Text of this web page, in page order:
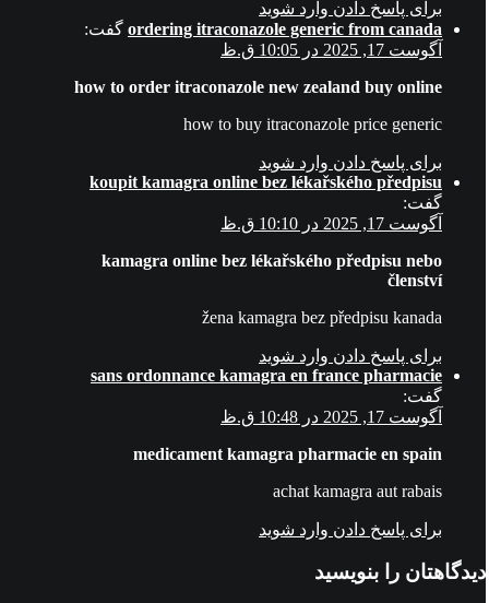
برای پاسخ دادن وارد شوید
ordering itraconazole generic from canada گفت:
آگوست 17, 2025 در 10:05 ق.ظ
how to order itraconazole new zealand buy online
how to buy itraconazole price generic
برای پاسخ دادن وارد شوید
koupit kamagra online bez lékařského předpisu
گفت:
آگوست 17, 2025 در 10:10 ق.ظ
kamagra online bez lékařského předpisu nebo
členství
žena kamagra bez předpisu kanada
برای پاسخ دادن وارد شوید
sans ordonnance kamagra en france pharmacie
گفت:
آگوست 17, 2025 در 10:48 ق.ظ
medicament kamagra pharmacie en spain
achat kamagra aut rabais
برای پاسخ دادن وارد شوید
دیدگاهتان را بنویسید